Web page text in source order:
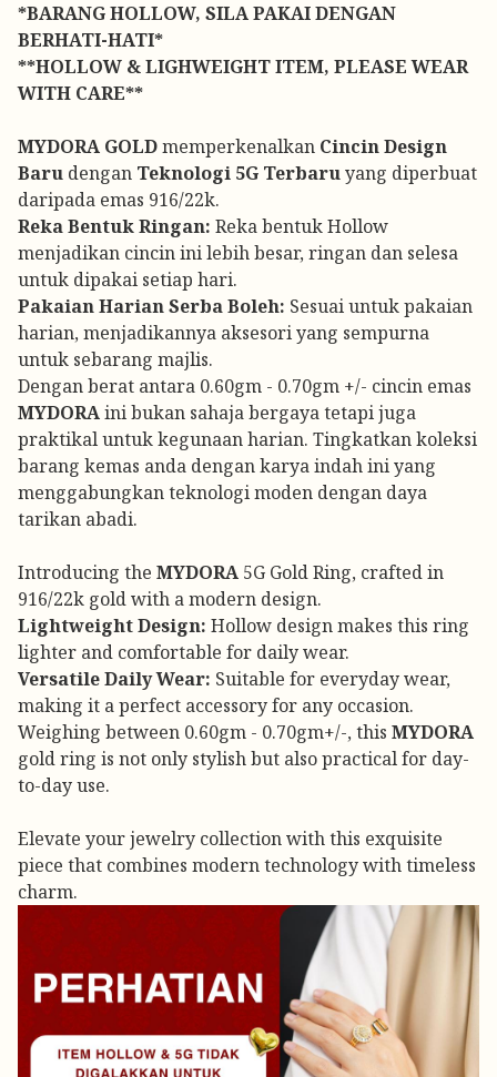
*BARANG HOLLOW, SILA PAKAI DENGAN
BERHATI-HATI*
**HOLLOW & LIGHWEIGHT ITEM, PLEASE WEAR
WITH CARE**
MYDORA GOLDmemperkenalkan Cincin Design
Baru dengan Teknologi 5G Terbaruyang diperbuat
daripada emas 916/22k.
Reka Bentuk Ringan: Reka bentuk Hollow
menjadikan cincin ini lebih besar, ringan dan selesa
untuk dipakai setiap hari.
Pakaian Harian Serba Boleh: Sesuai untuk pakaian
harian, menjadikannya aksesori yang sempurna
untuk sebarang majlis.
Dengan berat antara 0.60gm - 0.70gm +/- cincin emas
MYDORAini bukan sahaja bergaya tetapi juga
praktikal untuk kegunaan harian. Tingkatkan koleksi
barang kemas anda dengan karya indah ini yang
menggabungkan teknologi moden dengan daya
tarikan abadi.
Introducing the MYDORA 5G Gold Ring, crafted in
916/22k gold with a modern design.
Lightweight Design: Hollow design makes this ring
lighter and comfortable for daily wear.
Versatile Daily Wear: Suitable for everyday wear,
making it a perfect accessory for any occasion.
Weighing between 0.60gm - 0.70gm+/-, this MYDORA
gold ring is not only stylish but also practical for day-
to-day use.
Elevate your jewelry collection with this exquisite
piece that combines modern technology with timeless
charm.